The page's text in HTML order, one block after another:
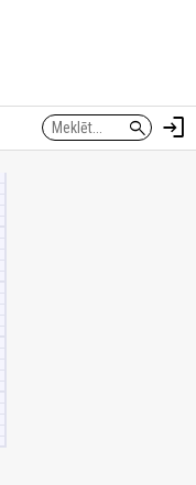
search login